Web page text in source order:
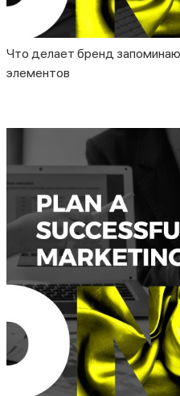
Что делает бренд
элементов